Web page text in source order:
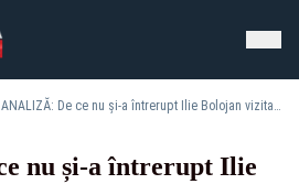
ANALIZĂ: De ce nu și-a întrerupt Ilie Bolojan vizita în Republica Moldova: ce ar urmări
nu și-a întrerupt Ilie